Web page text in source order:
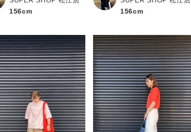
156cm
156cm